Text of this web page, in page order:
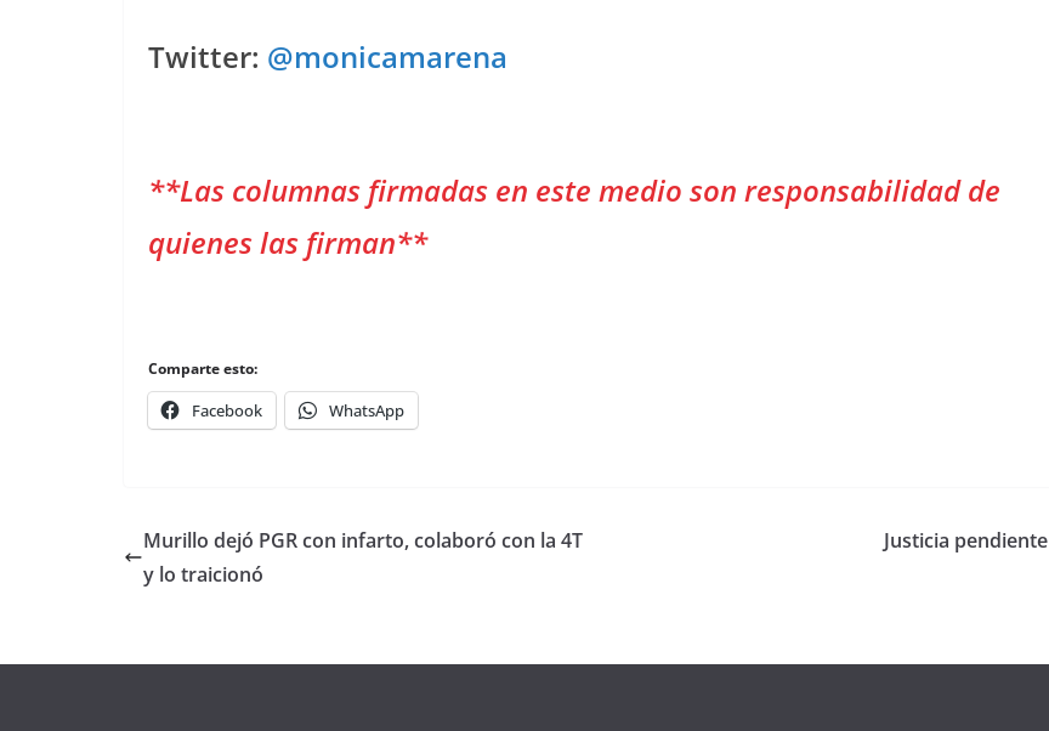
Twitter: @monicamarena
**Las columnas firmadas en este medio son responsabilidad de
quienes las firman**
Comparte esto:
Facebook WhatsApp
Murillo dejó PGR con infarto, colaboró con la 4T
y lo traicionó
Justicia pendiente